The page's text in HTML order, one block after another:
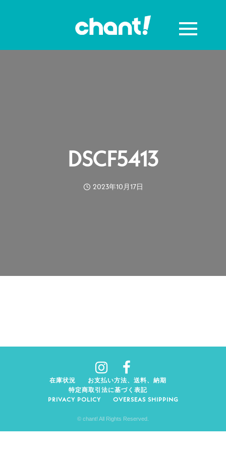
DSCF5413
2023年10月17日
在庫状況
お支払い方法、送料、納期
特定商取引法に基づく表記
PRIVACY POLICY
OVERSEAS SHIPPING
© chant! All Rights Reserved.